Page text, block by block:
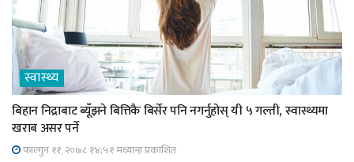
स्वास्थ्य
बिहान निद्राबाट ब्यूँझने बित्तिकै बिर्सेर पनि नगर्नुहोस् यी ५ गल्ती, स्वास्थ्यमा
खराब असर पर्ने
फाल्गुन ११, २०७८ १४;५१ मध्यान्ह प्रकाशित